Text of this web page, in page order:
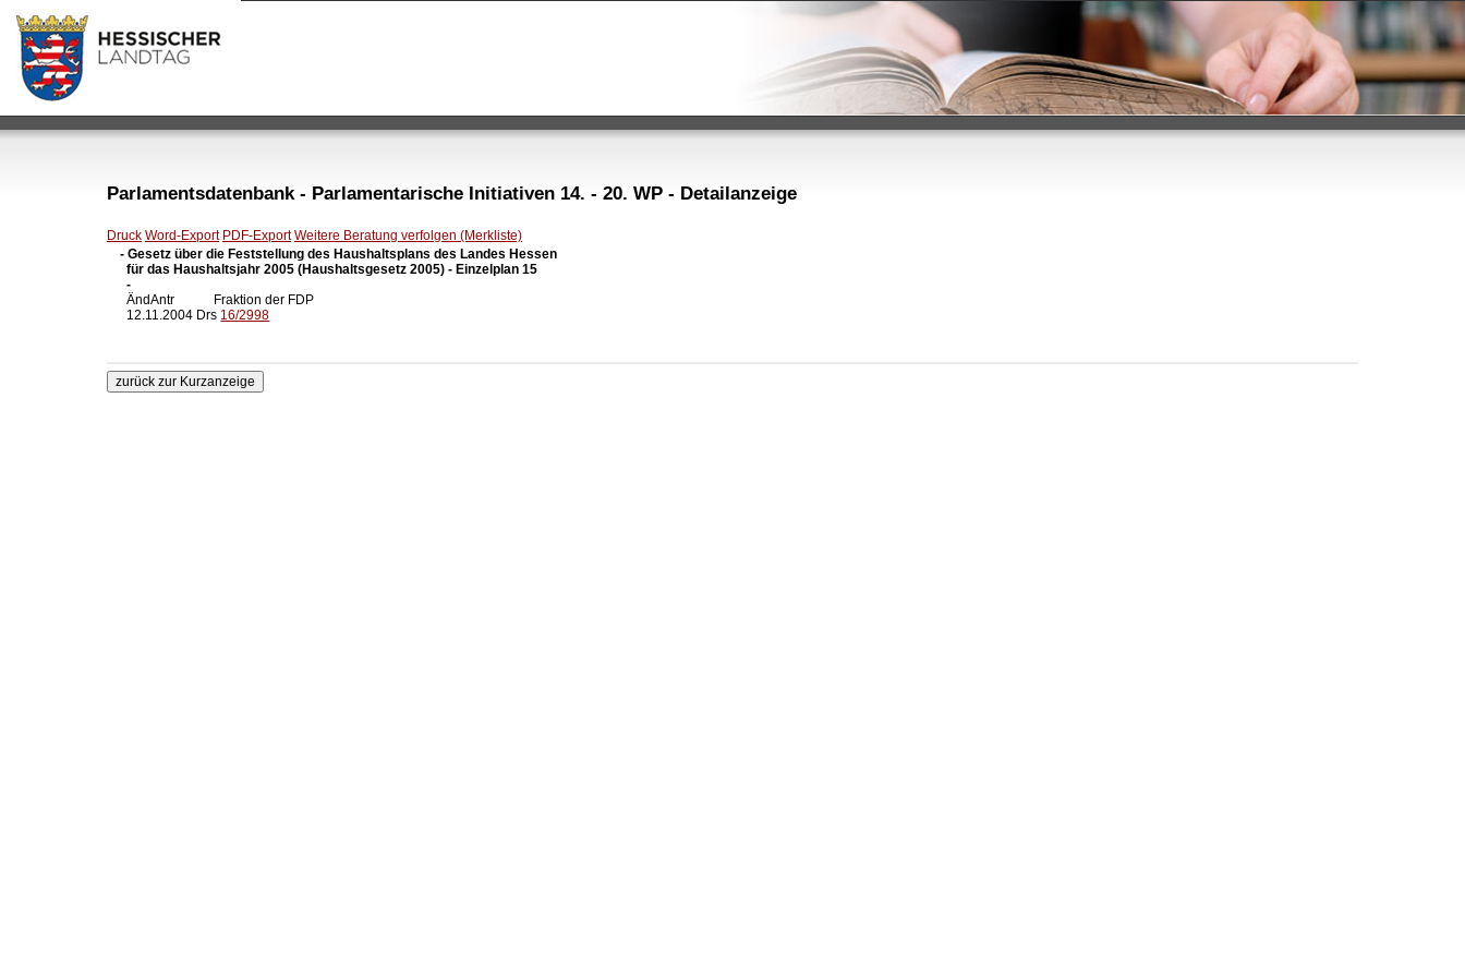
Parlamentsdatenbank - Parlamentarische Initiativen 14. - 20. WP - Detailanzeige
Druck Word-Export PDF-Export Weitere Beratung verfolgen (Merkliste)
- Gesetz über die Feststellung des Haushaltsplans des Landes Hessen
  für das Haushaltsjahr 2005 (Haushaltsgesetz 2005) - Einzelplan 15
  -
ÄndAntr            Fraktion der FDP
  12.11.2004 Drs
16/2998